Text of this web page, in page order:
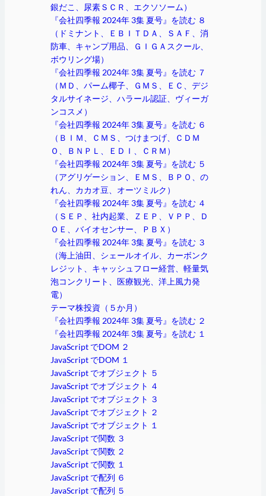
銀だこ、尿素ＳＣＲ、エクソソーム）
『会社四季報 2024年 3集 夏号』を読む ８
（ドミナント、ＥＢＩＴＤＡ、ＳＡＦ、消
防車、キャンプ用品、ＧＩＧＡスクール、
ボウリング場）
『会社四季報 2024年 3集 夏号』を読む ７
（ＭＤ、パーム椰子、ＧＭＳ、ＥＣ、デジ
タルサイネージ、ハラール認証、ヴィーガ
ンコスメ）
『会社四季報 2024年 3集 夏号』を読む ６
（ＢＩＭ、ＣＭＳ、つけまつげ、ＣＤＭ
Ｏ、ＢＮＰＬ、ＥＤＩ、ＣＲＭ）
『会社四季報 2024年 3集 夏号』を読む ５
（アグリゲーション、ＥＭＳ、ＢＰＯ、の
れん、カカオ豆、オーツミルク）
『会社四季報 2024年 3集 夏号』を読む ４
（ＳＥＰ、社内起業、ＺＥＰ、ＶＰＰ、Ｄ
ＯＥ、バイオセンサー、ＰＢＸ）
『会社四季報 2024年 3集 夏号』を読む ３
（海上油田、シェールオイル、カーボンク
レジット、キャッシュフロー経営、軽量気
泡コンクリート、医療観光、洋上風力発
電）
テーマ株投資（５か月）
『会社四季報 2024年 3集 夏号』を読む ２
『会社四季報 2024年 3集 夏号』を読む １
JavaScript でDOM ２
JavaScript でDOM １
JavaScript でオブジェクト ５
JavaScript でオブジェクト ４
JavaScript でオブジェクト ３
JavaScript でオブジェクト ２
JavaScript でオブジェクト １
JavaScript で関数 ３
JavaScript で関数 ２
JavaScript で関数 １
JavaScript で配列 ６
JavaScript で配列 ５